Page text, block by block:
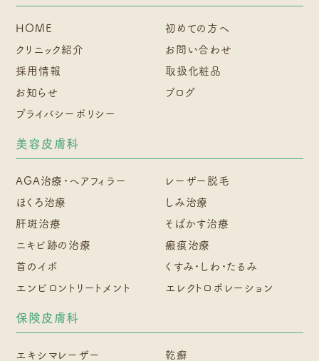
HOME
初めての方へ
クリニック紹介
お問い合わせ
採用情報
取扱化粧品
お知らせ
ブログ
プライバシーポリシー
美容皮膚科
AGA治療・ヘアフィラー
レーザー脱毛
ほくろ治療
しみ治療
肝斑治療
そばかす治療
ニキビ跡の治療
瘢痕治療
首のイボ
くすみ・しわ・たるみ
エンビロントリートメント
エレクトロポレーション
保険皮膚科
エキシマレーザー 乾癬